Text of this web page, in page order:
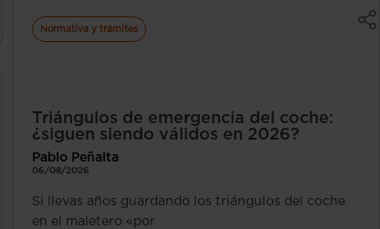
Normativa y trámites
Triángulos de emergencia del coche:
¿siguen siendo válidos en 2026?
Pablo Peñalta
06/08/2026
Si llevas años guardando los triángulos del coche
en el maletero «por